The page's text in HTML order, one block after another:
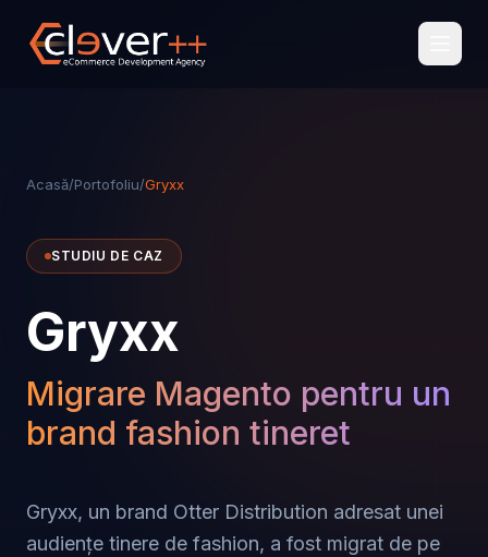
Acasă/Portofoliu/Gryxx
STUDIU DE CAZ
Gryxx
Migrare Magento pentru un
brand fashion tineret
Gryxx, un brand Otter Distribution adresat unei
audiențe tinere de fashion, a fost migrat de pe